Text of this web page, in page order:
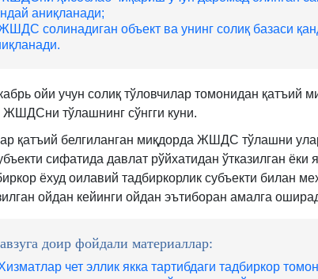
аниқланади;
солинадиган объект ва унинг солиқ базаси
ойи учун солиқ тўловчилар томонидан қатъий
ЖШДСни тўлашнинг сўнгги куни.
қатъий белгиланган миқдорда ЖШДС тўлашни
сифатида давлат рўйхатидан ўтказилган ёки
ёхуд оилавий тадбиркорлик субъекти билан
ойдан кейинги ойдан эътиборан амалга
доир фойдали материаллар:
чет эллик якка тартибдаги тадбиркор